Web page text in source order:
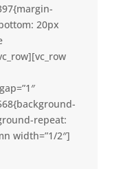
20px
repeat:
width=”1/2″]